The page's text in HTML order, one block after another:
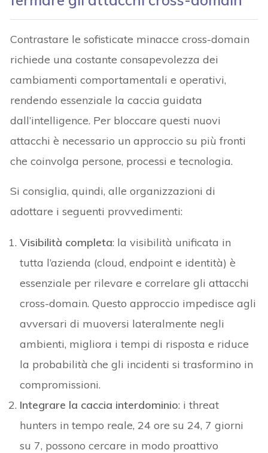
Contrastare le sofisticate minacce cross-domain
richiede una costante consapevolezza dei
cambiamenti comportamentali e operativi,
rendendo essenziale la caccia guidata
dall’intelligence. Per bloccare questi nuovi
attacchi è necessario un approccio su più fronti
che coinvolga persone, processi e tecnologia.
Si consiglia, quindi, alle organizzazioni di
adottare i seguenti provvedimenti:
Visibilità completa: la visibilità unificata in
tutta l’azienda (cloud, endpoint e identità) è
essenziale per rilevare e correlare gli attacchi
cross-domain. Questo approccio impedisce agli
avversari di muoversi lateralmente negli
ambienti, migliora i tempi di risposta e riduce
la probabilità che gli incidenti si trasformino in
compromissioni.
Integrare la caccia interdominio: i threat
hunters in tempo reale, 24 ore su 24, 7 giorni
su 7, possono cercare in modo proattivo